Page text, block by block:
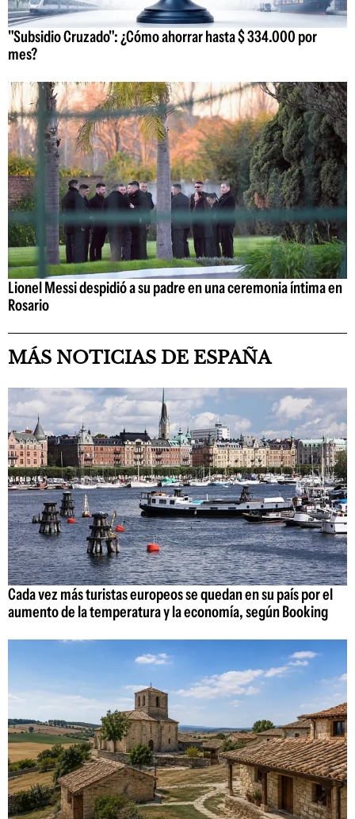
"Subsidio Cruzado": ¿Cómo ahorrar hasta $ 334.000 por
mes?
Lionel Messi despidió a su padre en una ceremonia íntima en
Rosario
MÁS NOTICIAS DE ESPAÑA
Cada vez más turistas europeos se quedan en su país por el
aumento de la temperatura y la economía, según Booking